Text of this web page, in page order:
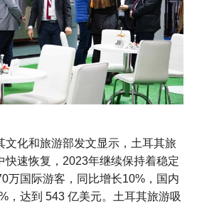
化和旅游部发文显示，土耳其旅
快速恢复，2023年继续保持着稳定
万国际游客，同比增长10%，国内
，达到 543 亿美元。土耳其旅游吸